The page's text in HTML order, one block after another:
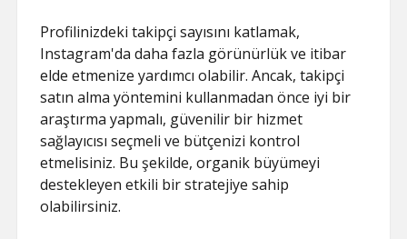
Profilinizdeki takipçi sayısını katlamak,
Instagram'da daha fazla görünürlük ve itibar
elde etmenize yardımcı olabilir. Ancak, takipçi
satın alma yöntemini kullanmadan önce iyi bir
araştırma yapmalı, güvenilir bir hizmet
sağlayıcısı seçmeli ve bütçenizi kontrol
etmelisiniz. Bu şekilde, organik büyümeyi
destekleyen etkili bir stratejiye sahip
olabilirsiniz.